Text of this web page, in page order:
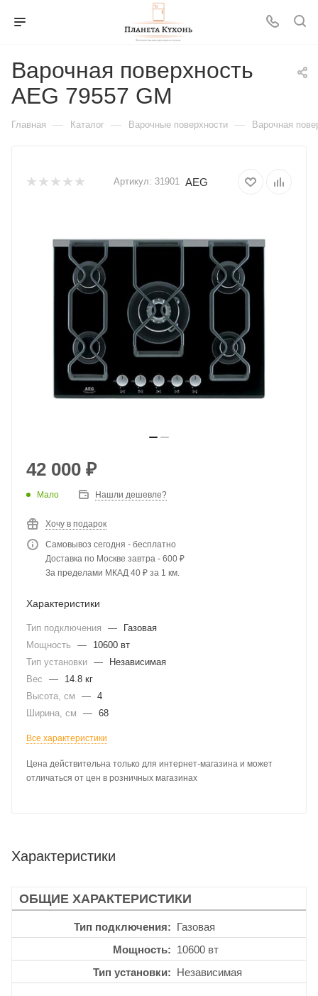
Варочная поверхность
AEG 79557 GM
Главная — Каталог — Варочные поверхности — Варочная
Артикул: 31901 AEG
42 000 ₽
Мало Нашли дешевле?
Хочу в подарок
Самовывоз сегодня - бесплатно
Доставка по Москве завтра - 600 ₽
За пределами МКАД 40 ₽ за 1 км.
Характеристики
Тип подключения —
Газовая
Мощность
—
10600 вт
Тип установки —
Независимая
Вес
—
14.8 кг
Высота, см
— 4
Ширина, см
— 68
Все характеристики
Цена действительна только для интернет-магазина и может
отличаться от цен в розничных магазинах
Характеристики
ОБЩИЕ ХАРАКТЕРИСТИКИ
Тип подключения
Газовая
Мощность
10600 вт
Тип установки
Независимая